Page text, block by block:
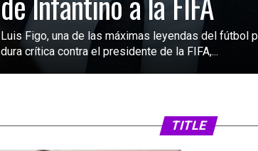
Luis Figo, una de las máximas leyendas del fútbol
dura crítica contra el presidente de la FIFA,...
TITLE2030